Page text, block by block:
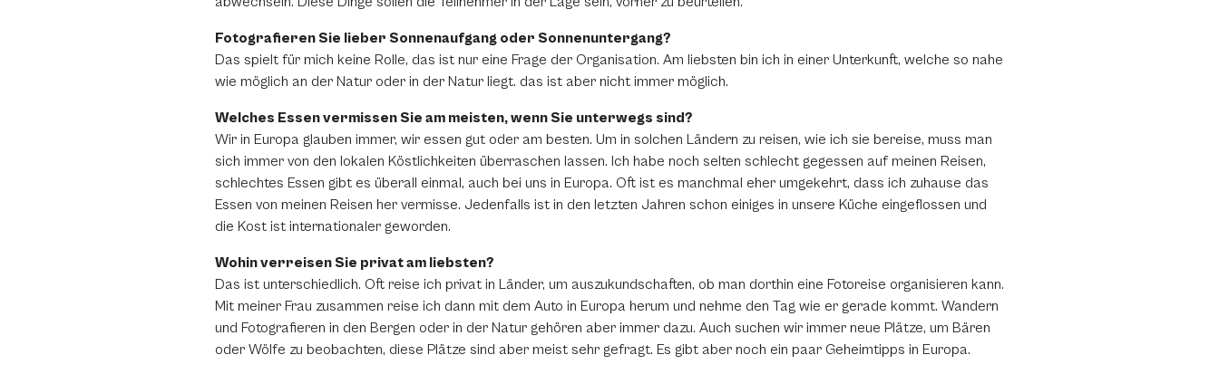
Fotografieren Sie lieber Sonnenaufgang oder Sonnenuntergang?
Das spielt für mich keine Rolle, das ist nur eine Frage der Organisation. Am liebsten bin ich in einer Unterkunft, welche so nahe
wie möglich an der Natur oder in der Natur liegt. das ist aber nicht immer möglich.
Welches Essen vermissen Sie am meisten, wenn Sie unterwegs sind?
Wir in Europa glauben immer, wir essen gut oder am besten. Um in solchen Ländern zu reisen, wie ich sie bereise, muss man
sich immer von den lokalen Köstlichkeiten überraschen lassen. Ich habe noch selten schlecht gegessen auf meinen Reisen,
schlechtes Essen gibt es überall einmal, auch bei uns in Europa. Oft ist es manchmal eher umgekehrt, dass ich zuhause das
Essen von meinen Reisen her vermisse. Jedenfalls ist in den letzten Jahren schon einiges in unsere Küche eingeflossen und
die Kost ist internationaler geworden.
Wohin verreisen Sie privat am liebsten?
Das ist unterschiedlich. Oft reise ich privat in Länder, um auszukundschaften, ob man dorthin eine Fotoreise organisieren kann.
Mit meiner Frau zusammen reise ich dann mit dem Auto in Europa herum und nehme den Tag wie er gerade kommt. Wandern
und Fotografieren in den Bergen oder in der Natur gehören aber immer dazu. Auch suchen wir immer neue Plätze, um Bären
oder Wölfe zu beobachten, diese Plätze sind aber meist sehr gefragt. Es gibt aber noch ein paar Geheimtipps in Europa.